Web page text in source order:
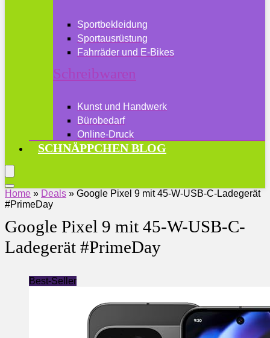
Sportbekleidung
Sportausrüstung
Fahrräder und E-Bikes
Schreibwaren
Kunst und Handwerk
Bürobedarf
Online-Druck
SCHNÄPPCHEN BLOG
Home » Deals » Google Pixel 9 mit 45-W-USB-C-Ladegerät
#PrimeDay
Google Pixel 9 mit 45-W-USB-C-
Ladegerät #PrimeDay
Best-Seller